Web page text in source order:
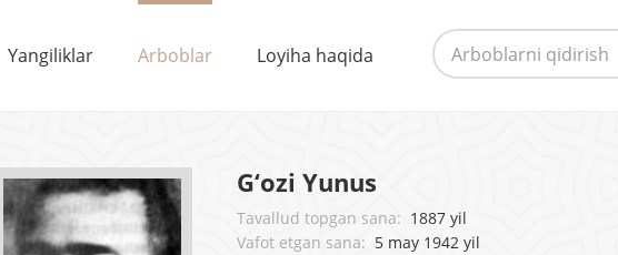
Yangiliklar Arboblar Loyiha haqida
G‘ozi Yunus
Tavallud topgan sana: 1887 yil
Vafot etgan sana: 5 may 1942 yil